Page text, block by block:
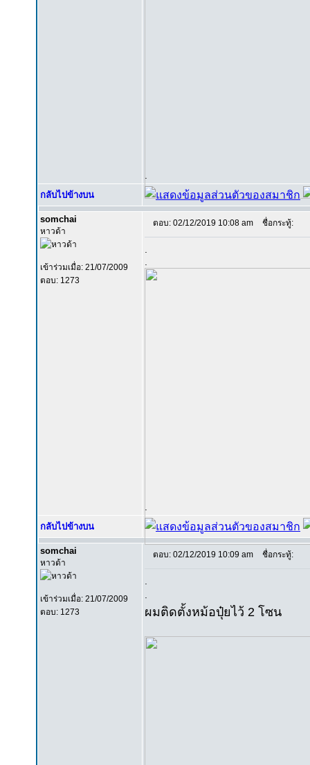
กลับไปข้างบน
somchai
หาวด้า
เข้าร่วมเมื่อ: 21/07/2009
ตอบ: 1273
ตอบ: 02/12/2019 10:08 am ชื่อกระทู้:
กลับไปข้างบน
somchai
หาวด้า
เข้าร่วมเมื่อ: 21/07/2009
ตอบ: 1273
ตอบ: 02/12/2019 10:09 am ชื่อกระทู้:
ผมติดตั้งหม้อปุ๋ยไว้ 2 โซน